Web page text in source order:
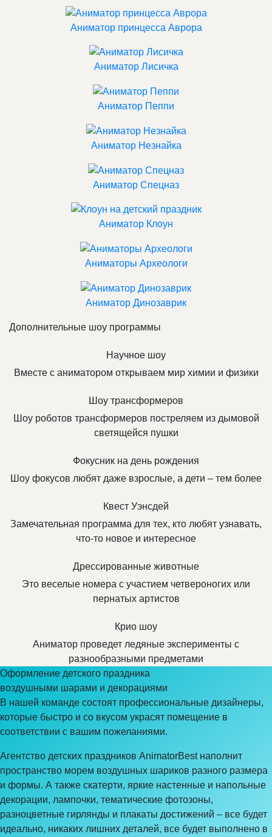
Аниматор принцесса Аврора
Аниматор Лисичка
Аниматор Пеппи
Аниматор Незнайка
Аниматор Спецназ
Аниматор Клоун
Аниматоры Археологи
Аниматор Динозаврик
Дополнительные шоу программы
Научное шоу
Вместе с аниматором открываем мир химии и физики
Шоу трансформеров
Шоу роботов трансформеров постреляем из дымовой
светящейся пушки
Фокусник на день рождения
Шоу фокусов любят даже взрослые, а дети – тем более
Квест Уэнсдей
Замечательная программа для тех, кто любят узнавать,
что-то новое и интересное
Дрессированные животные
Это веселые номера с участием четвероногих или
пернатых артистов
Крио шоу
Аниматор проведет ледяные эксперименты с
разнообразными предметами
Оформление детского праздника
воздушными шарами и декорациями
В нашей команде состоят профессиональные дизайнеры,
которые быстро и со вкусом украсят помещение в
соответствии с вашим пожеланиями.
Агентство детских праздников AnimatorBest наполнит
пространство морем воздушных шариков разного размера
и формы. А также скатерти, яркие настенные и напольные
декорации, лампочки, тематические фотозоны,
разноцветные гирлянды и плакаты достижений – все будет
идеально, никаких лишних деталей, все будет выполнено в